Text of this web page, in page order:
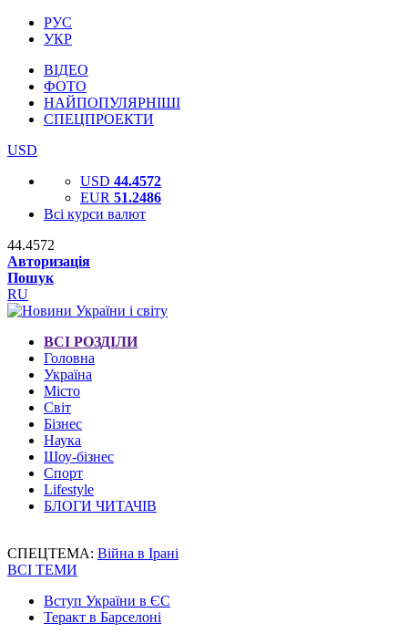
РУС
УКР
ВІДЕО
ФОТО
НАЙПОПУЛЯРНІШІ
СПЕЦПРОЕКТИ
USD
USD 44.4572
EUR 51.2486
Всі курси валют
44.4572
Авторизація
Пошук
RU
ВСІ РОЗДІЛИ
Головна
Україна
Місто
Світ
Бізнес
Наука
Шоу-бізнес
Спорт
Lifestyle
БЛОГИ ЧИТАЧІВ
СПЕЦТЕМА: Війна в Ірані
ВСІ ТЕМИ
Вступ України в ЄС
Теракт в Барселоні